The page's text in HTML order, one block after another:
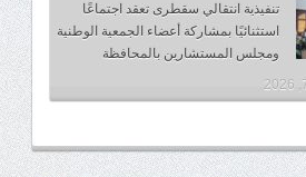
تنفيذية انتقالي سقطرى تعقد اجتماعًا
استثنائيًا بمشاركة أعضاء الجمعية الوطنية
ومجلس المستشارين بالمحافظة